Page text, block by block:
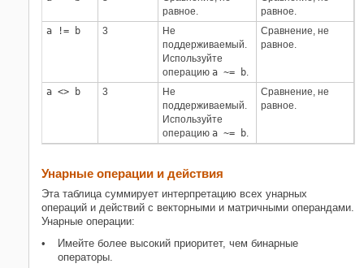
равное.
равное.
a != b
3
Не
поддерживаемый.
Используйте
операцию a ~= b.
Сравнение, не
равное.
a <> b 3
Не
поддерживаемый.
Используйте
операцию a ~= b.
Сравнение, не
равное.
Унарные операции и действия
Эта таблица суммирует интерпретацию всех унарных
операций и действий с векторными и матричными операндами.
Унарные операции:
Имейте более высокий приоритет, чем бинарные
операторы.